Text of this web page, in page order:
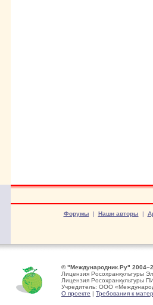
Форумы | Наши авторы |
© "Международник.Ру"
Лицензия Росохранкультуры
Лицензия Росохранкультуры
Учредитель: ООО
О проекте | Требования к